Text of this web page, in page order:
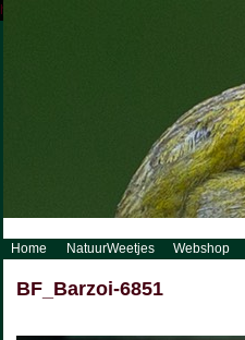
http://www.visueelconcept.nl/
Home NatuurWeetjes Webshop
BF_Barzoi-6851